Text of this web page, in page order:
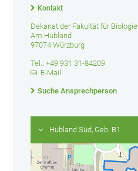
Kontakt
Dekanat der Fakultät für Biologie
Am Hubland
97074 Würzburg
Tel.: +49 931 31-84209
E-Mail
Suche Ansprechperson
Hubland Süd, Geb. B1